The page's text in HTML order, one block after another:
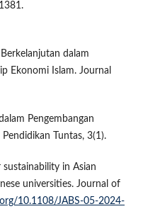
dalam
Ekonomi Islam. Journal
Pengembangan
Tuntas, 3(1).
in Asian
universities. Journal of
10.1108/JABS-05-2024-